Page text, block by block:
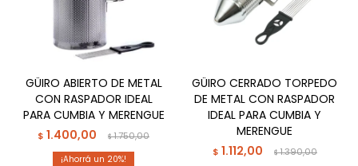
GÜIRO ABIERTO DE METAL
CON RASPADOR IDEAL
PARA CUMBIA Y MERENGUE
$ 1.400,00 $1.750,00
20
GÜIRO CERRADO TORPEDO
DE METAL CON RASPADOR
IDEAL PARA CUMBIA Y
MERENGUE
$ 1.112,00 $1.390,00